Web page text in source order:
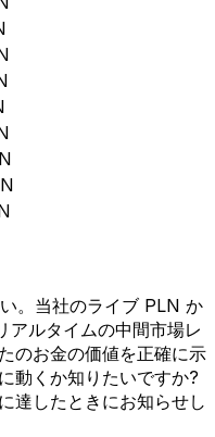
。当社のライブ PLN か
アルタイムの中間市場レ
のお金の価値を正確に示
動くか知りたいですか?
達したときにお知らせし